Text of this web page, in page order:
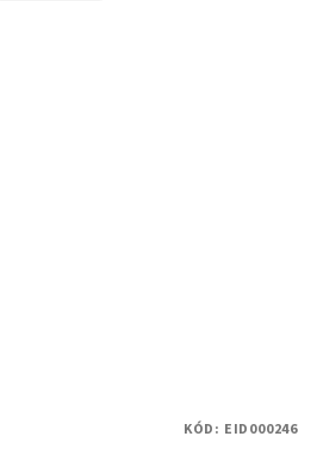
KÓD: EID000246